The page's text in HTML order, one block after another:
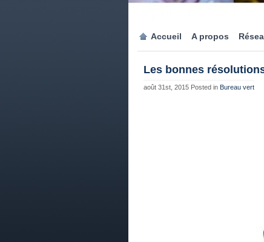
Accueil A propos
Les bonnes
août 31st, 2015 Posted in Bureau vert